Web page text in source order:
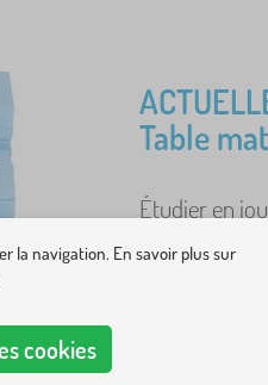
Table
Étudier en
tableau
équations
la navigation. En savoir plus sur
cookies